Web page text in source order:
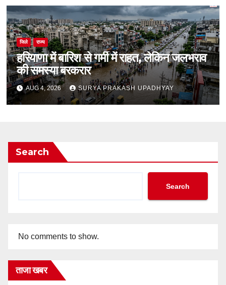
जिले राज्य
हरियाणा में बारिश से गर्मी में राहत, लेकिन जलभराव
की समस्या बरकरार
AUG 4, 2026 SURYA PRAKASH UPADHYAY
Search
Search
No comments to show.
ताजा खबर